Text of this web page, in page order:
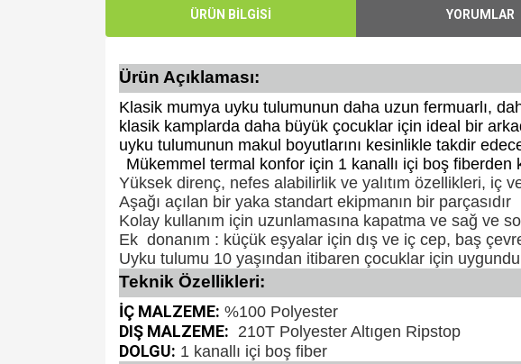
ÜRÜN BİLGİSİ YORUMLAR
Ürün Açıklaması:
Klasik mumya uyku tulumunun daha uzun fermuarlı,
klasik kamplarda daha büyük çocuklar için ideal bir
uyku tulumunun makul boyutlarını kesinlikle takdir
Mükemmel termal konfor için 1 kanallı içi boş fiberden
Yüksek direnç, nefes alabilirlik ve yalıtım özellikleri, iç
Aşağı açılan bir yaka standart ekipmanın bir parçasıdır
Kolay kullanım için uzunlamasına kapatma ve sağ ve
Ek donanım : küçük eşyalar için dış ve iç cep, baş
Uyku tulumu 10 yaşından itibaren çocuklar için
Teknik Özellikleri:
İÇ MALZEME: %100 Polyester
DIŞ MALZEME: 210T Polyester Altıgen Ripstop
DOLGU: 1 kanallı içi boş fiber